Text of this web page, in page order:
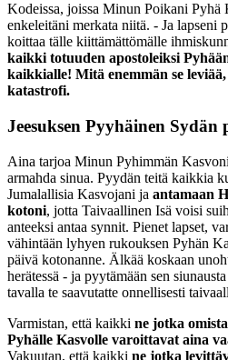
Kodeissa, joissa Minun Poikani Pyhä
enkeleitäni merkata niitä. - Ja lapseni
koittaa tälle kiittämättömälle
kaikki totuuden apostoleiksi
kaikkialle! Mitä enemmän se
katastrofi.
Jeesuksen Pyyhäinen Sydän
Aina tarjoa Minun Pyhimmän
armahda sinua. Pyydän teitä kaikkia
Jumalallisia Kasvojani ja antamaan
kotoni, jotta Taivaallinen Isä voisi
anteeksi antaa synnit. Pienet lapset,
vähintään lyhyen rukouksen Pyhän
päivä kotonanne. Älkää koskaan
herätessä - ja pyytämään sen
tavalla te saavutatte onnellisesti
Varmistan, että kaikki ne jotka
Pyhälle Kasvolle varoittavat aina
Vakuutan, että kaikki ne jotka